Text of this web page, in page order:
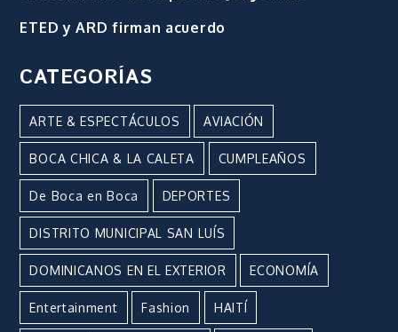
ETED y ARD firman acuerdo
CATEGORÍAS
ARTE & ESPECTÁCULOS AVIACIÓN
BOCA CHICA & LA CALETA CUMPLEAÑOS
De Boca en Boca DEPORTES
DISTRITO MUNICIPAL SAN LUÍS
DOMINICANOS EN EL EXTERIOR ECONOMÍA
Entertainment Fashion HAITÍ